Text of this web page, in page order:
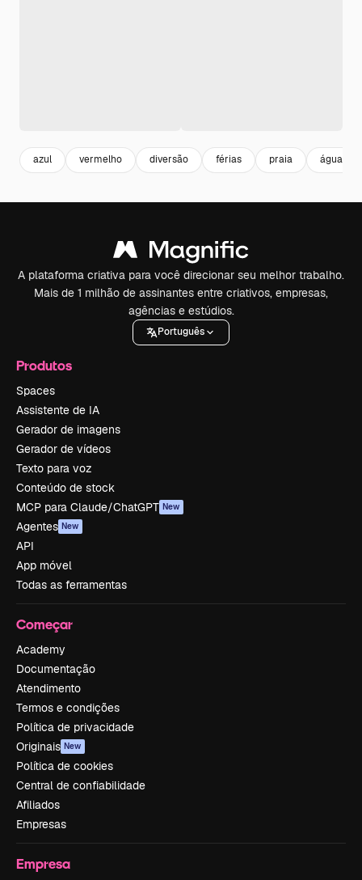
azul vermelho diversão férias praia água
A plataforma criativa para você direcionar seu melhor trabalho.
Mais de 1 milhão de assinantes entre criativos, empresas,
agências e estúdios.
Português
Produtos
Spaces
Assistente de IA
Gerador de imagens
Gerador de vídeos
Texto para voz
Conteúdo de stock
MCP para Claude/ChatGPT New
Agentes New
API
App móvel
Todas as ferramentas
Começar
Academy
Documentação
Atendimento
Termos e condições
Política de privacidade
Originais New
Política de cookies
Central de confiabilidade
Afiliados
Empresas
Empresa